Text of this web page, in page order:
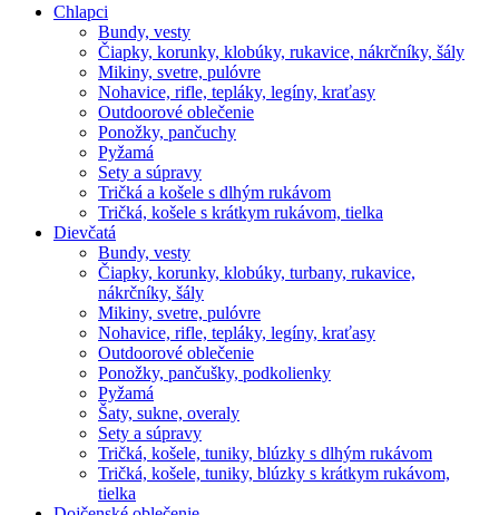
Chlapci
Bundy, vesty
Čiapky, korunky, klobúky, rukavice, nákrčníky, šály
Mikiny, svetre, pulóvre
Nohavice, rifle, tepláky, legíny, kraťasy
Outdoorové oblečenie
Ponožky, pančuchy
Pyžamá
Sety a súpravy
Tričká a košele s dlhým rukávom
Tričká, košele s krátkym rukávom, tielka
Dievčatá
Bundy, vesty
Čiapky, korunky, klobúky, turbany, rukavice,
nákrčníky, šály
Mikiny, svetre, pulóvre
Nohavice, rifle, tepláky, legíny, kraťasy
Outdoorové oblečenie
Ponožky, pančušky, podkolienky
Pyžamá
Šaty, sukne, overaly
Sety a súpravy
Tričká, košele, tuniky, blúzky s dlhým rukávom
Tričká, košele, tuniky, blúzky s krátkym rukávom,
tielka